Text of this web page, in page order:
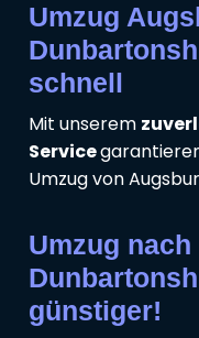
Umzug
schnell
Mit unserem
Service
Umzug von
Umzug nach
günstiger!